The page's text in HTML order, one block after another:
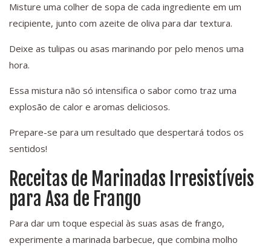
Misture uma colher de sopa de cada ingrediente em um
recipiente, junto com azeite de oliva para dar textura.
Deixe as tulipas ou asas marinando por pelo menos uma
hora.
Essa mistura não só intensifica o sabor como traz uma
explosão de calor e aromas deliciosos.
Prepare-se para um resultado que despertará todos os
sentidos!
Receitas de Marinadas Irresistíveis
para Asa de Frango
Para dar um toque especial às suas asas de frango,
experimente a marinada barbecue, que combina molho